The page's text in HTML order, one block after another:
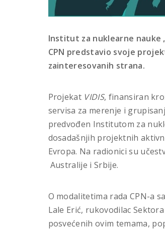
Institut za nuklearne nauke
CPN predstavio svoje
zainteresovanih strana.
Projekat VIDIS, finansiran
servisa za merenje i
predvođen Institutom za
dosadašnjih projektnih
Evropa. Na radionici su
Australije i Srbije.
O modalitetima rada CPN-a
Lale Erić, rukovodilac
posvećenih ovim temama,